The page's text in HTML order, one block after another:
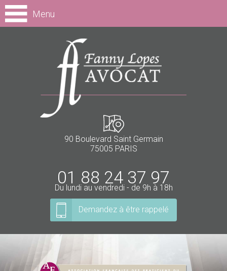
Menu
90 Boulevard Saint Germain
75005 PARIS
01 88 24 37 97
Du lundi au vendredi - de 9h à 18h
Demandez à être rappelé